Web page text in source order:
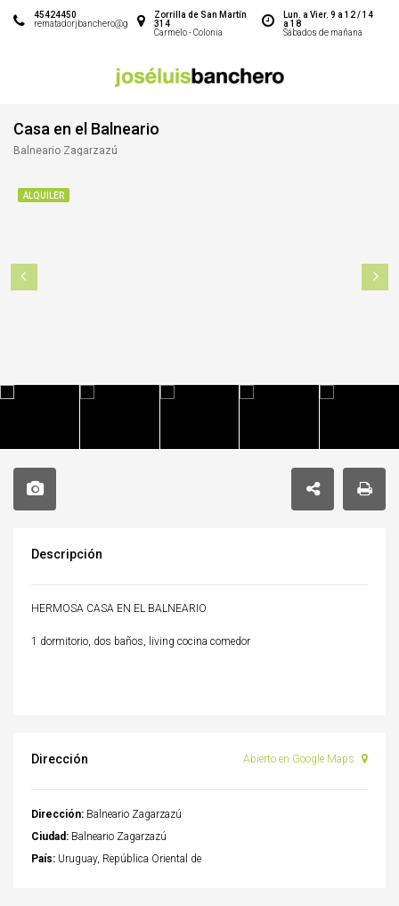
Lun. a Vier. 9 a 12 / 14
a 18
Sábados de mañana
Zorrilla de San Martín
314
Carmelo - Colonia
45424450
rematadorjbanchero@gmail.com
Casa en el Balneario
Balneario Zagarzazú
ALQUILER
Descripción
HERMOSA CASA EN EL BALNEARIO
1 dormitorio, dos baños, living cocina comedor
Dirección Abierto en Google Maps
Dirección: Balneario Zagarzazú
Ciudad: Balneario Zagarzazú
País: Uruguay, República Oriental de